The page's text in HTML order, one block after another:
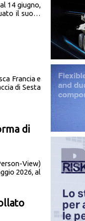
14 giugno,
il suo…
Francia e
di Sesta
di
View)
2026, al